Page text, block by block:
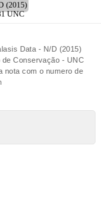
Data - N/D (2015)
Conservação - UNC
nota com o numero de